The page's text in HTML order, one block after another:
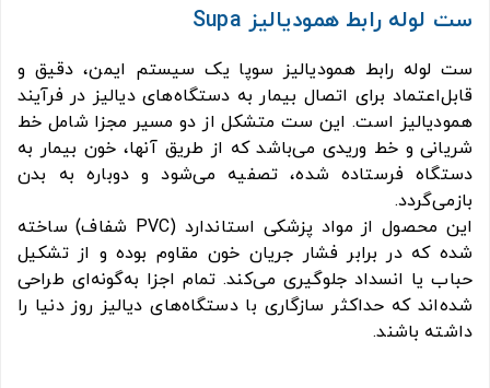
ست لوله رابط همودیالیز Supa
ست لوله رابط همودیالیز سوپا یک سیستم ایمن، دقیق و
قابل‌اعتماد برای اتصال بیمار به دستگاه‌های دیالیز در فرآیند
همودیالیز است. این ست متشکل از دو مسیر مجزا شامل خط
شریانی و خط وریدی می‌باشد که از طریق آنها، خون بیمار به
دستگاه فرستاده شده، تصفیه می‌شود و دوباره به بدن
بازمی‌گردد.
این محصول از مواد پزشکی استاندارد (PVC شفاف) ساخته
شده که در برابر فشار جریان خون مقاوم بوده و از تشکیل
حباب یا انسداد جلوگیری می‌کند. تمام اجزا به‌گونه‌ای طراحی
شده‌اند که حداکثر سازگاری با دستگاه‌های دیالیز روز دنیا را
داشته باشند.